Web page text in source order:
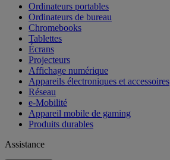
Ordinateurs portables
Ordinateurs de bureau
Chromebooks
Tablettes
Écrans
Projecteurs
Affichage numérique
Appareils électroniques et accessoires
Réseau
e-Mobilité
Appareil mobile de gaming
Produits durables
Assistance